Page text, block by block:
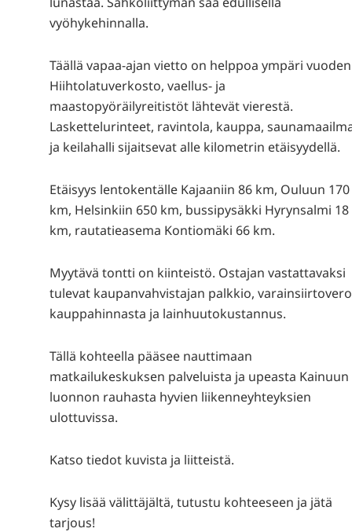
vyöhykehinnalla.
Täällä vapaa-ajan vietto on helppoa ympäri
Hiihtolatuverkosto, vaellus- ja
maastopyöräilyreitistöt lähtevät vierestä.
Laskettelurinteet, ravintola, kauppa,
ja keilahalli sijaitsevat alle kilometrin etäisyydellä.
Etäisyys lentokentälle Kajaaniin 86 km, Ouluun 170
km, Helsinkiin 650 km, bussipysäkki Hyrynsalmi 18
km, rautatieasema Kontiomäki 66 km.
Myytävä tontti on kiinteistö. Ostajan vastattavaksi
tulevat kaupanvahvistajan palkkio, varainsiirtovero
kauppahinnasta ja lainhuutokustannus.
Tällä kohteella pääsee nauttimaan
matkailukeskuksen palveluista ja upeasta Kainuun
luonnon rauhasta hyvien liikenneyhteyksien
ulottuvissa.
Katso tiedot kuvista ja liitteistä.
Kysy lisää välittäjältä, tutustu kohteeseen ja jätä
tarjous!